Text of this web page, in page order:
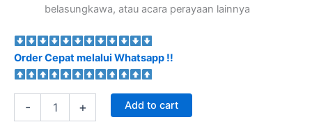
belasungkawa, atau acara perayaan lainnya
Order Cepat melalui Whatsapp !!
- + Add to cart